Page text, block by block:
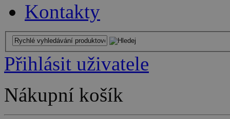
Kontakty
Přihlásit uživatele
Nákupní košík